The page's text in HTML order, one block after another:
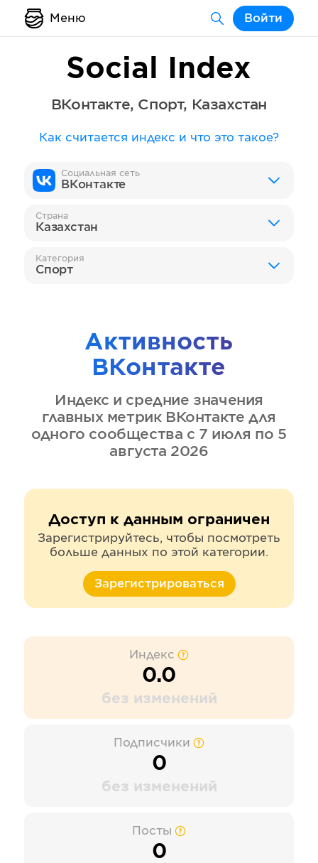
Меню Войти
Social Index
ВКонтакте, Спорт, Казахстан
Как считается индекс и что это такое?
Социальная сеть
ВКонтакте
Страна
Казахстан
Категория
Спорт
Активность
ВКонтакте
Индекс и средние значения
главных метрик ВКонтакте для
одного сообщества с 7 июля по 5
августа 2026
Доступ к данным ограничен
Зарегистрируйтесь, чтобы посмотреть
больше данных по этой категории.
Зарегистрироваться
Индекс
0.0
без изменений
Подписчики
0
без изменений
Посты
0